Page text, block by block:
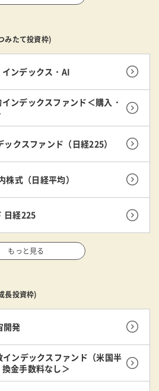
みたて投資枠)
ンデックス・AI
ンデックスファンド＜購入・
クスファンド（日経225）
式（日経平均）
日経225
もっと見る
長投資枠)
開発
ンデックスファンド（米国半
金手数料なし＞